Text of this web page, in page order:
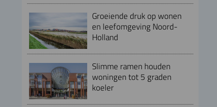
Groeiende druk op wonen
en leefomgeving Noord-
Holland
Slimme ramen houden
woningen tot 5 graden
koeler